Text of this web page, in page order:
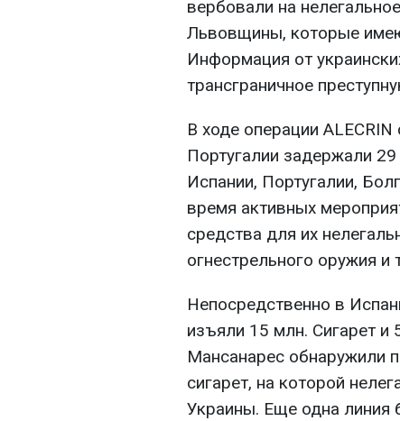
вербовали на
Львовщины, которые
Информация от
трансграничное
В ходе операции
Португалии задержали
Испании, Португалии,
время активных
средства для их
огнестрельного оружия и
Непосредственно в
изъяли 15 млн. Сигарет и
Мансанарес обнаружили
сигарет, на которой
Украины. Еще одна линия